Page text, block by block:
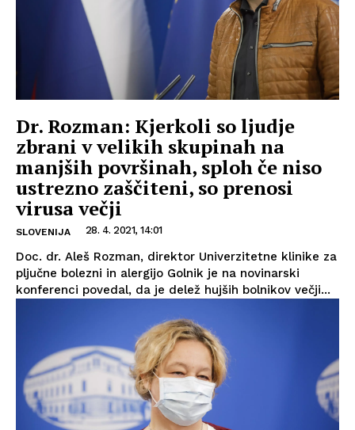
Dr. Rozman: Kjerkoli so ljudje
zbrani v velikih skupinah na
manjših površinah, sploh če niso
ustrezno zaščiteni, so prenosi
virusa večji
SLOVENIJA 28. 4. 2021, 14:01
Doc. dr. Aleš Rozman, direktor Univerzitetne klinike za
pljučne bolezni in alergijo Golnik je na novinarski
konferenci povedal, da je delež hujših bolnikov večji...